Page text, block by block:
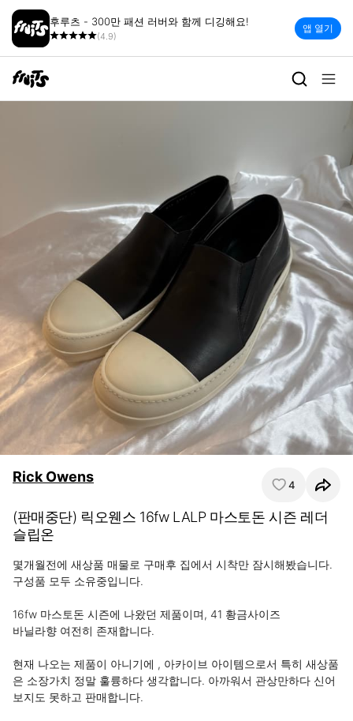
후루츠 - 300만 패션 러버와 함께 디깅해요!
(4.9)
앱 열기
Rick Owens 4
(판매중단) 릭오웬스 16fw LALP 마스토돈 시즌 레더
슬립온
몇개월전에 새상품 매물로 구매후 집에서 시착만 잠시해봤습니다.
구성품 모두 소유중입니다.
16fw 마스토돈 시즌에 나왔던 제품이며, 41 황금사이즈
바닐라향 여전히 존재합니다.
현재 나오는 제품이 아니기에 , 아카이브 아이템으로서 특히 새상품
은 소장가치 정말 훌륭하다 생각합니다. 아까워서 관상만하다 신어
보지도 못하고 판매합니다.